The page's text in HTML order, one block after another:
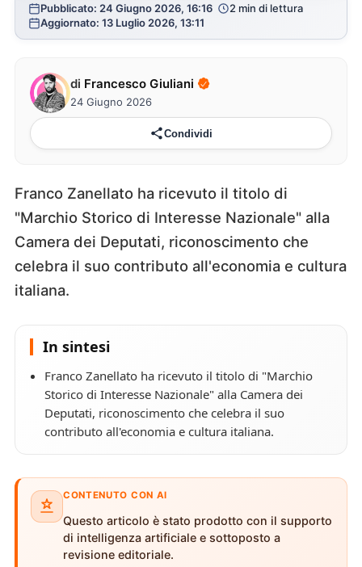
Pubblicato: 24 Giugno 2026, 16:16
2 min di lettura
Aggiornato: 13 Luglio 2026, 13:11
di Francesco Giuliani
24 Giugno 2026
Condividi
Franco Zanellato ha ricevuto il titolo di
"Marchio Storico di Interesse Nazionale" alla
Camera dei Deputati, riconoscimento che
celebra il suo contributo all'economia e cultura
italiana.
In sintesi
Franco Zanellato ha ricevuto il titolo di "Marchio
Storico di Interesse Nazionale" alla Camera dei
Deputati, riconoscimento che celebra il suo
contributo all'economia e cultura italiana.
CONTENUTO CON AI
Questo articolo è stato prodotto con il supporto
di intelligenza artificiale e sottoposto a
revisione editoriale.